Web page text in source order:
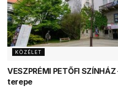
KÖZÉLET
VESZPRÉMI PETŐFI
terepe